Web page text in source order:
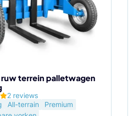
ruw terrein palletwagen
2 reviews
All-terrain
Premium